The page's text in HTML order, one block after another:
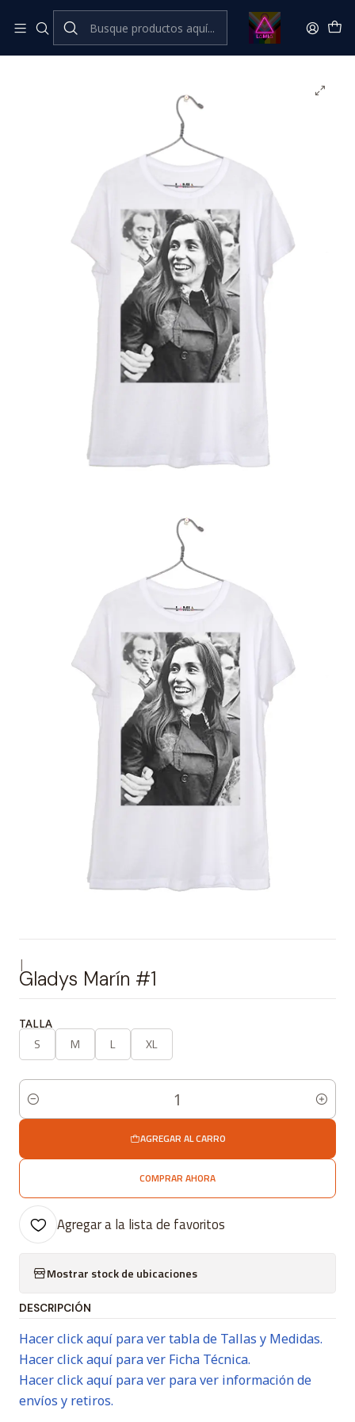
Inicio Catálogo Classic Feminismo💜​🔥​ Classic
Gladys Marín #1
|
Gladys Marín #1
TALLA
S M L XL
Cantidad
AGREGAR AL CARRO
COMPRAR AHORA
Agregar a la lista de favoritos
Mostrar stock de ubicaciones
DESCRIPCIÓN
Hacer click aquí para ver tabla de Tallas y Medidas.
Hacer click aquí para ver Ficha Técnica.
Hacer click aquí para ver para ver información de
envíos y retiros.